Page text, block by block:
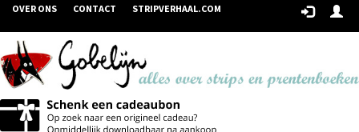
OVER ONS CONTACT STRIPVERHAAL.COM